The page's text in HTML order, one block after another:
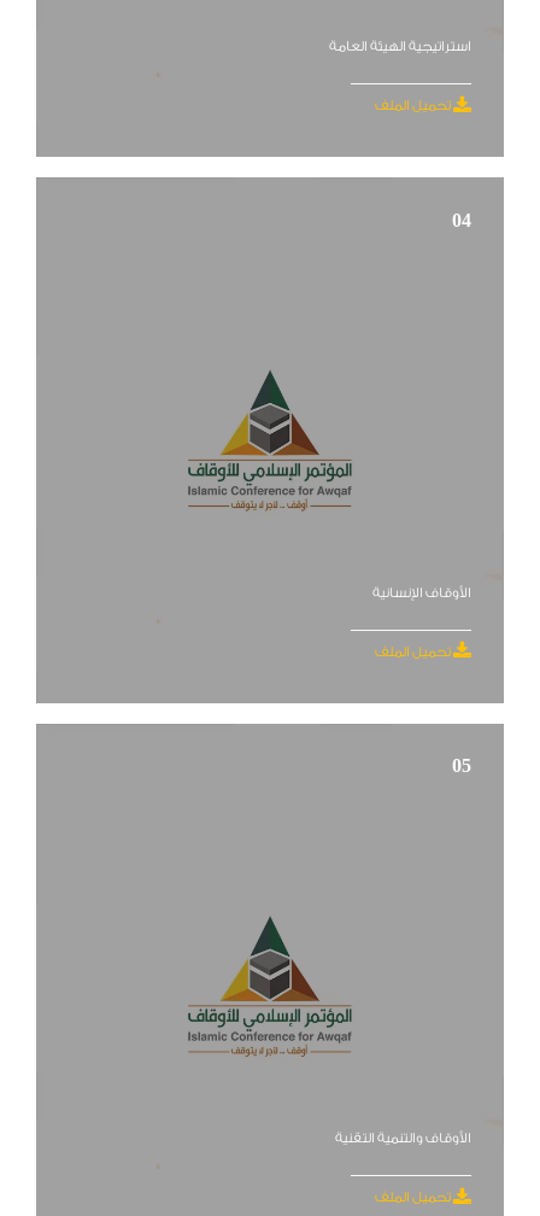
استراتيجية الهيئة العامة
تحميل الملف
الأوقاف الإنسانية
تحميل الملف
الأوقاف والتنمية التقنية
تحميل الملف